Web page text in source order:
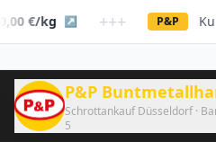
↗ +++ P&P Kupfer:
P&P
Schrottankauf Düsseldorf ·
5